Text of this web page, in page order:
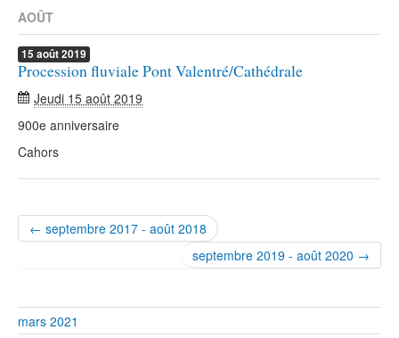
AOÛT
15 août2019
Procession fluviale Pont Valentré/Cathédrale
Jeudi 15 août 2019
900e anniversaire
Cahors
← septembre 2017 - août 2018
septembre 2019 - août 2020 →
mars 2021